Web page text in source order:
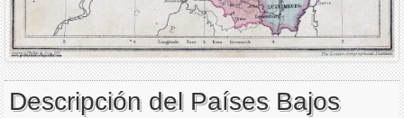
Descripción del Países Bajos